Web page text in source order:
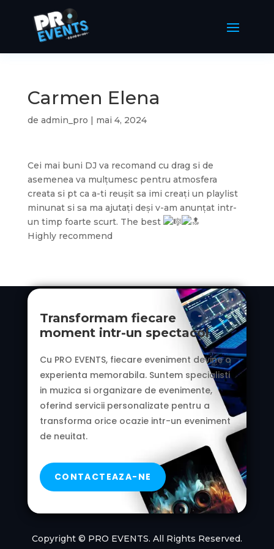
Carmen Elena
de admin_pro | mai 4, 2024
Cei mai buni DJ va recomand cu drag si de
asemenea va mulțumesc pentru atmosfera
creata si pt ca a-ti reușit sa imi creați un playlist
minunat si sa ma ajutați deși v-am anunțat intr-
un timp foarte scurt. The best
Highly recommend
Transformam fiecare
moment intr-un spectacol
Cu PRO EVENTS, fiecare eveniment devine o
experienta memorabila. Suntem specialisti
in muzica si organizare de evenimente,
oferind servicii personalizate pentru a
transforma orice ocazie intr-un eveniment
de neuitat.
CONTACTEAZA-NE
Copyright © PRO EVENTS. All Rights Reserved.